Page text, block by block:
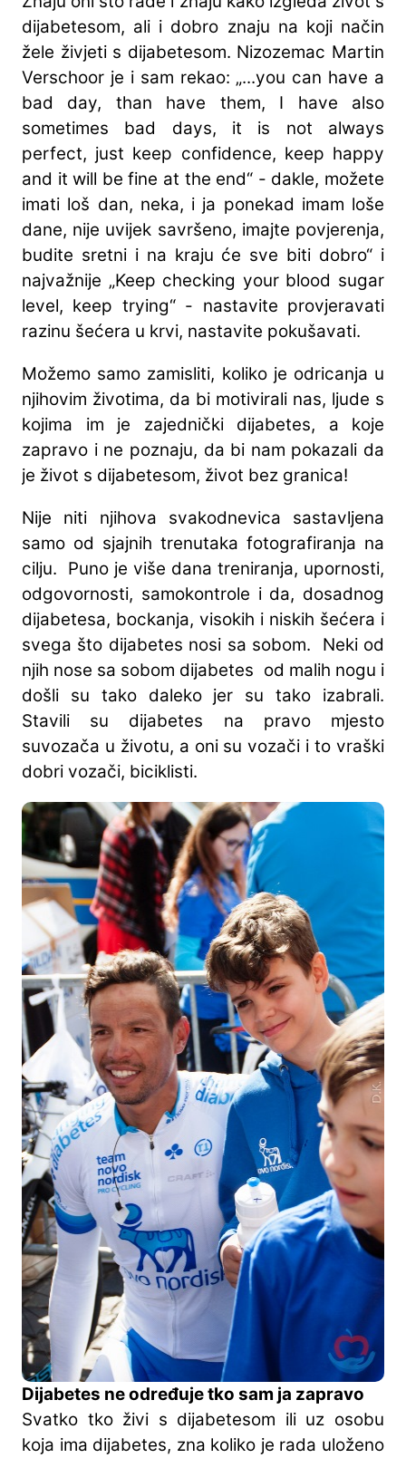
dijabetesom, ali i dobro znaju na koji način
žele živjeti s dijabetesom. Nizozemac Martin
Verschoor je i sam rekao: „...you can have a
bad day, than have them, I have also
sometimes bad days, it is not always
perfect, just keep confidence, keep happy
and it will be fine at the end“ - dakle, možete
imati loš dan, neka, i ja ponekad imam loše
dane, nije uvijek savršeno, imajte povjerenja,
budite sretni i na kraju će sve biti dobro“ i
najvažnije „Keep checking your blood sugar
level, keep trying“ - nastavite provjeravati
razinu šećera u krvi, nastavite pokušavati.
Možemo samo zamisliti, koliko je odricanja u
njihovim životima, da bi motivirali nas, ljude s
kojima im je zajednički dijabetes, a koje
zapravo i ne poznaju, da bi nam pokazali da
je život s dijabetesom, život bez granica!
Nije niti njihova svakodnevica sastavljena
samo od sjajnih trenutaka fotografiranja na
cilju. Puno je više dana treniranja, upornosti,
odgovornosti, samokontrole i da, dosadnog
dijabetesa, bockanja, visokih i niskih šećera i
svega što dijabetes nosi sa sobom. Neki od
njih nose sa sobom dijabetes od malih nogu i
došli su tako daleko jer su tako izabrali.
Stavili su dijabetes na pravo mjesto
suvozača u životu, a oni su vozači i to vraški
dobri vozači, biciklisti.
Dijabetes ne određuje tko sam ja zapravo
Svatko tko živi s dijabetesom ili uz osobu
koja ima dijabetes, zna koliko je rada uloženo